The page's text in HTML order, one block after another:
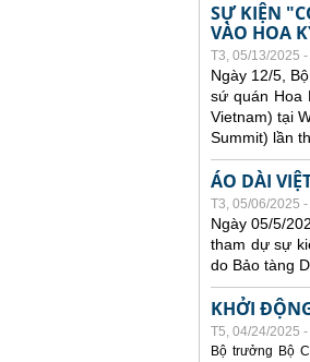
SỰ KIỆN
VÀO HOA
T3, 05/13/2025
Ngày 12/5,
sứ quán Hoa
Vietnam) tại
Summit) lần
ÁO DÀI
T3, 05/06/2025
Ngày 05/5/
tham dự sự
do Bảo tàng
KHỞI
T5, 04/24/2025
Bộ trưởng Bộ